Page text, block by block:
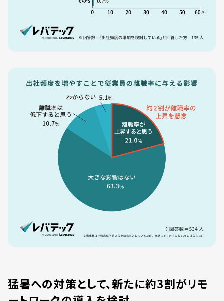
猛暑への対策として、新たに約3割がリモ